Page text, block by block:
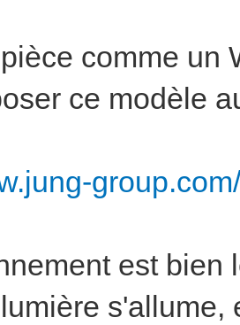
comme un
ce modèle
est bien
s'allume,